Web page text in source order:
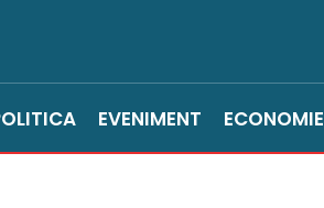
EVENIMENT ECONOMIE